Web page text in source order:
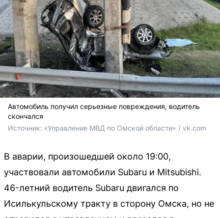
Автомобиль получил серьезные повреждения, водитель
скончался
Источник: «Управление МВД по Омской области» / vk.com
В аварии, произошедшей около 19:00,
участвовали автомобили Subaru и Mitsubishi.
46-летний водитель Subaru двигался по
Исилькульскому тракту в сторону Омска, но не